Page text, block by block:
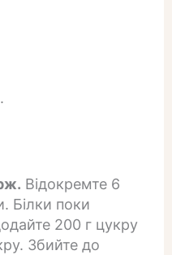
Відокремте 6
Білки поки
200 г цукру
Збийте до